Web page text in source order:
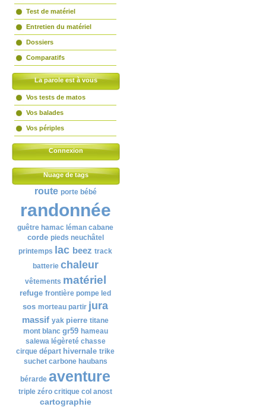
Test de matériel
Entretien du matériel
Dossiers
Comparatifs
La parole est à vous
Vos tests de matos
Vos balades
Vos périples
Connexion
Nuage de tags
route porte bébé
randonnée
guêtre hamac léman cabane
corde pieds neuchâtel
printemps
lac beez track
batterie chaleur
vêtements matériel
refuge frontière pompe led
sos morteau partir jura
massif yak pierre titane
mont blanc gr59 hameau
salewa légèreté chasse
cirque départ hivernale trike
suchet carbone haubans
bérarde aventure
triple zéro critique col anost
cartographie